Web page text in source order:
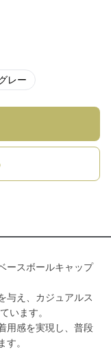
レー
ースボールキャップ
与え、カジュアルス
います。
用感を実現し、普段
。